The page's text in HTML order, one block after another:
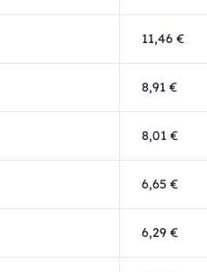
11,46 €
8,91 €
8,01 €
6,65 €
6,29 €